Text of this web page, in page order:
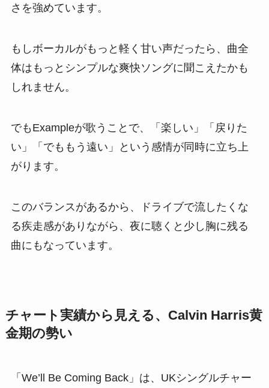
さを強めています。
もしボーカルがもっと軽く甘い声だったら、曲全
体はもっとシンプルな爽快ソングに聞こえたかも
しれません。
でもExampleが歌うことで、「楽しい」「戻りた
い」「でももう遠い」という感情が同時に立ち上
がります。
このバランスがあるから、ドライブで流したくな
る疾走感がありながら、夜に聴くと少し胸に残る
曲にもなっています。
チャート実績から見える、Calvin Harris黄
金期の勢い
「We’ll Be Coming Back」は、UKシングルチャー